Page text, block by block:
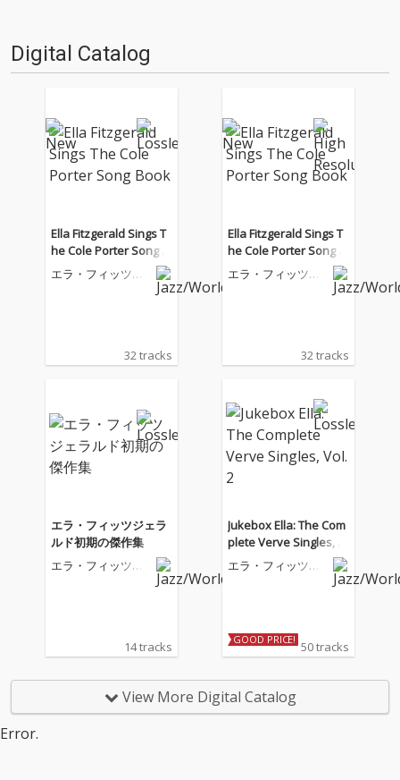
Digital Catalog
Ella Fitzgerald Sings T
he Cole Porter Song B
ook
エラ・フィッツジ
32 tracks
Ella Fitzgerald Sings T
he Cole Porter Song B
ook
エラ・フィッツジ
32 tracks
エラ・フィッツジェラ
ルド初期の傑作集
エラ・フィッツジ
14 tracks
Jukebox Ella: The Com
plete Verve Singles, V
ol. 2
エラ・フィッツジ
GOOD PRICE! 50 tracks
View More Digital Catalog
Error.